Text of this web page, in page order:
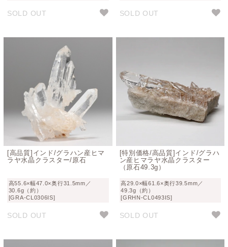
SOLD OUT SOLD OUT
[高品質]インド/グラハン産ヒマ
ラヤ水晶クラスター/原石
高55.6×幅47.0×奥行31.5mm／
30.6g（約）
[GRA-CL0306IS]
SOLD OUT
[特別価格/高品質]インド/グラハ
ン産ヒマラヤ水晶クラスター
（原石49.3g）
高29.0×幅61.6×奥行39.5mm／
49.3g（約）
[GRHN-CL0493IS]
SOLD OUT